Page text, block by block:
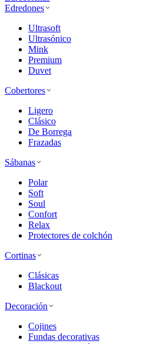
Edredones
Ultrasoft
Ultrasónico
Mink
Premium
Duvet
Cobertores
Ligero
Clásico
De Borrega
Frazadas
Sábanas
Polar
Soft
Soul
Confort
Relax
Protectores de colchón
Cortinas
Clásicas
Blackout
Decoración
Cojines
Fundas decorativas